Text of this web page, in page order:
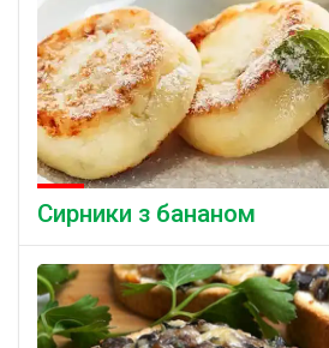
Сирники з бананом